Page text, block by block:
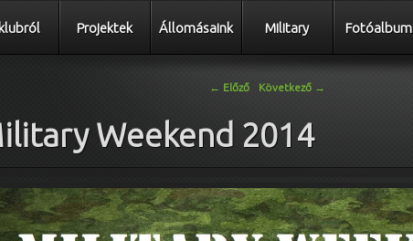
Projektek Állomásaink Military Fotóalbum
← Előző Következő →
Weekend 2014